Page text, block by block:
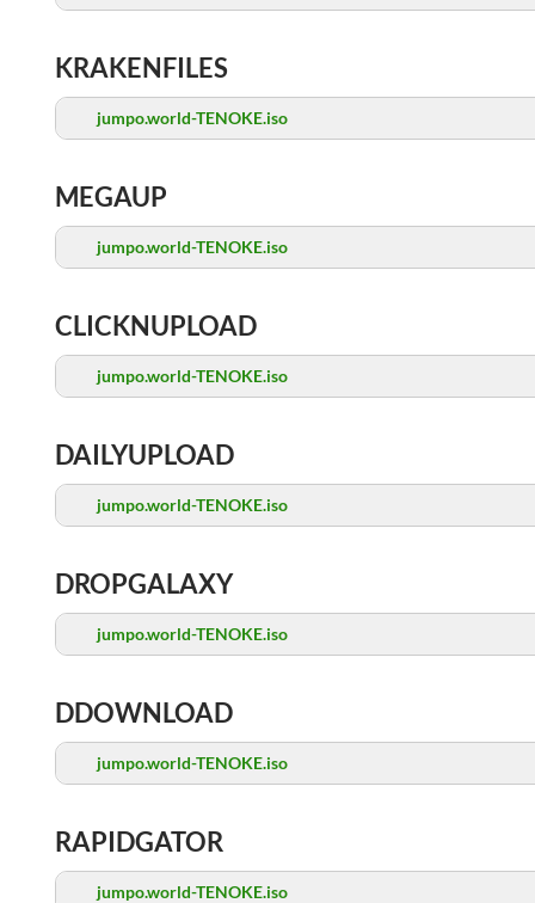
KRAKENFILES
jumpo.world-TENOKE.iso
MEGAUP
jumpo.world-TENOKE.iso
CLICKNUPLOAD
jumpo.world-TENOKE.iso
DAILYUPLOAD
jumpo.world-TENOKE.iso
DROPGALAXY
jumpo.world-TENOKE.iso
DDOWNLOAD
jumpo.world-TENOKE.iso
RAPIDGATOR
jumpo.world-TENOKE.iso